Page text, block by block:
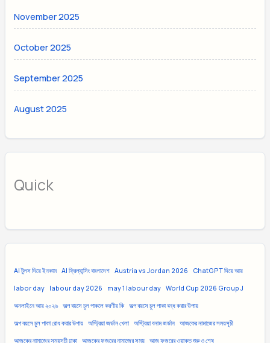
November 2025
October 2025
September 2025
August 2025
Quick
AI টুলস দিয়ে ইনকাম AI ফ্রিল্যান্সিং বাংলাদেশ Austria vs Jordan 2026 ChatGPT দিয়ে আয়
labor day labour day 2026 may 1 labour day World Cup 2026 Group J
অনলাইনে আয় ২০২৬ অল্প বয়সে চুল পাকলে করণীয় কি অল্প বয়সে চুল পাকা বন্ধ করার উপায়
অল্প বয়সে চুল পাকা রোধ করার উপায় অস্ট্রিয়া জর্ডান খেলা অস্ট্রিয়া বনাম জর্ডান আজকের নামাজের সময়সূচী
আজকের নামাজের সময়সূচী ঢাকা আজকের ফজরের নামাজের সময় আজ ফজরের ওয়াক্ত শুরু ও শেষ